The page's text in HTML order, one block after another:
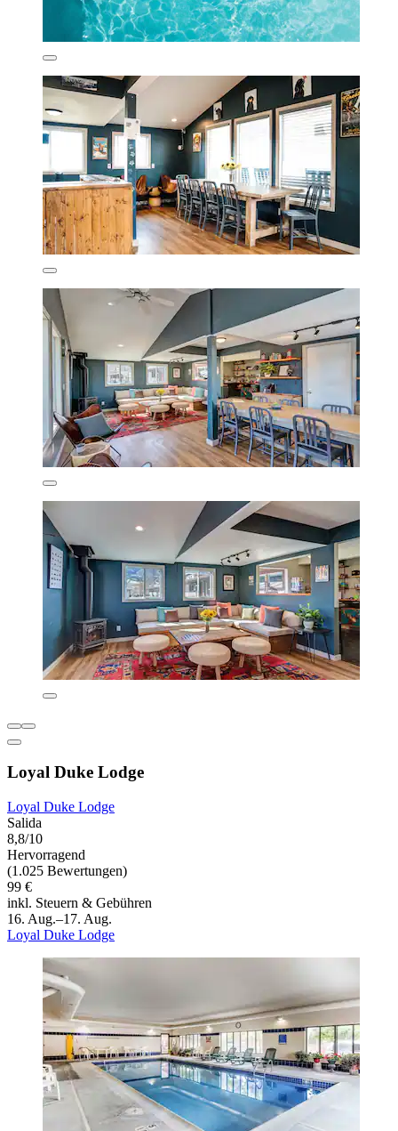
Loyal Duke Lodge
Loyal Duke Lodge
Salida
8,8/10
Hervorragend
(1.025 Bewertungen)
99 €
inkl. Steuern & Gebühren
16. Aug.–17. Aug.
Loyal Duke Lodge